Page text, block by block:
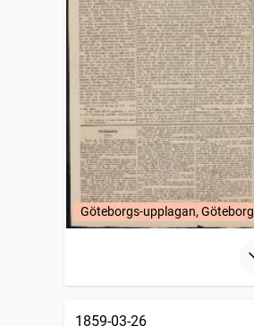
Göteborgs-upplagan, Göteborg
1859-03-26